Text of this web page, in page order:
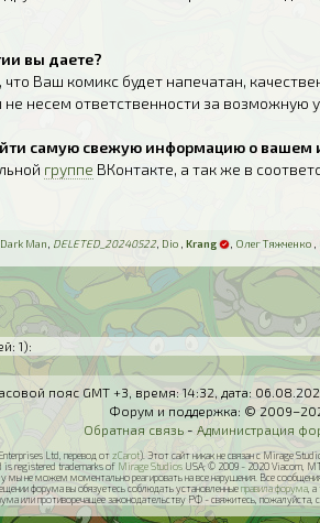
вы даете?
Ваш комикс будет напечатан,
несем ответственности за
самую свежую информацию о вашем
группе ВКонтакте, а так же в
Dark Man DELETED_20240522, Dio ,Krang Олег Тяжченко
1):
пояс GMT +3, время: 14:32, дата:
Форум и поддержка: ©
Обратная связь - Администрация
Ltd, перевод отzCarot). Этот сайт никак не связан с Mirage
is registered trademarks of Mirage StudiosUSA; © 2009 - 2020 Viacom,
не можем моментально реагировать на все нарушения. Все
форума вы обязуетесь соблюдать установленныеправила форума ,
или противоречащее законодательству РФ - свяжитесь, пожалуйста,